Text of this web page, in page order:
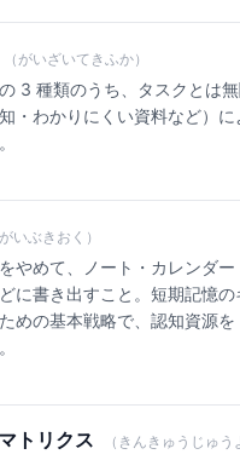
（がいざいてきふか）
3 種類のうち、タスクとは
・わかりにくい資料など）
がいぶきおく）
やめて、ノート・カレンダ
に書き出すこと。短期記憶の
めの基本戦略で、認知資源
トリクス （きんきゅうじゅう